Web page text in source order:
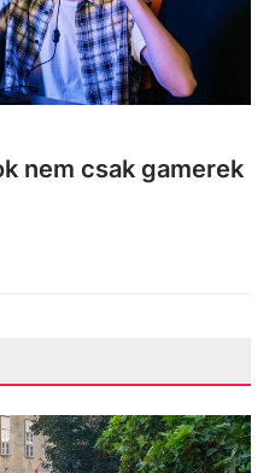
nem csak gamerek